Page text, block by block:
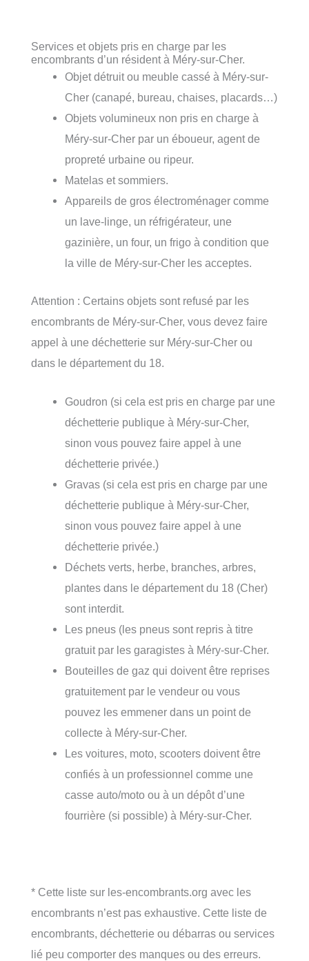
Services et objets pris en charge par les
encombrants d’un résident à Méry-sur-Cher.
Objet détruit ou meuble cassé à Méry-sur-
Cher (canapé, bureau, chaises, placards…)
Objets volumineux non pris en charge à
Méry-sur-Cher par un éboueur, agent de
propreté urbaine ou ripeur.
Matelas et sommiers.
Appareils de gros électroménager comme
un lave-linge, un réfrigérateur, une
gazinière, un four, un frigo à condition que
la ville de Méry-sur-Cher les acceptes.
Attention : Certains objets sont refusé par les
encombrants de Méry-sur-Cher, vous devez faire
appel à une déchetterie sur Méry-sur-Cher ou
dans le département du 18.
Goudron (si cela est pris en charge par une
déchetterie publique à Méry-sur-Cher,
sinon vous pouvez faire appel à une
déchetterie privée.)
Gravas (si cela est pris en charge par une
déchetterie publique à Méry-sur-Cher,
sinon vous pouvez faire appel à une
déchetterie privée.)
Déchets verts, herbe, branches, arbres,
plantes dans le département du 18 (Cher)
sont interdit.
Les pneus (les pneus sont repris à titre
gratuit par les garagistes à Méry-sur-Cher.
Bouteilles de gaz qui doivent être reprises
gratuitement par le vendeur ou vous
pouvez les emmener dans un point de
collecte à Méry-sur-Cher.
Les voitures, moto, scooters doivent être
confiés à un professionnel comme une
casse auto/moto ou à un dépôt d’une
fourrière (si possible) à Méry-sur-Cher.
* Cette liste sur les-encombrants.org avec les
encombrants n’est pas exhaustive. Cette liste de
encombrants, déchetterie ou débarras ou services
lié peu comporter des manques ou des erreurs.